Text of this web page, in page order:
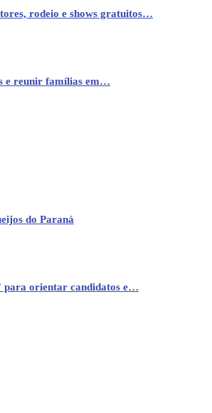
rodeio e shows gratuitos…
e reunir famílias em…
do Paraná
para orientar candidatos e…